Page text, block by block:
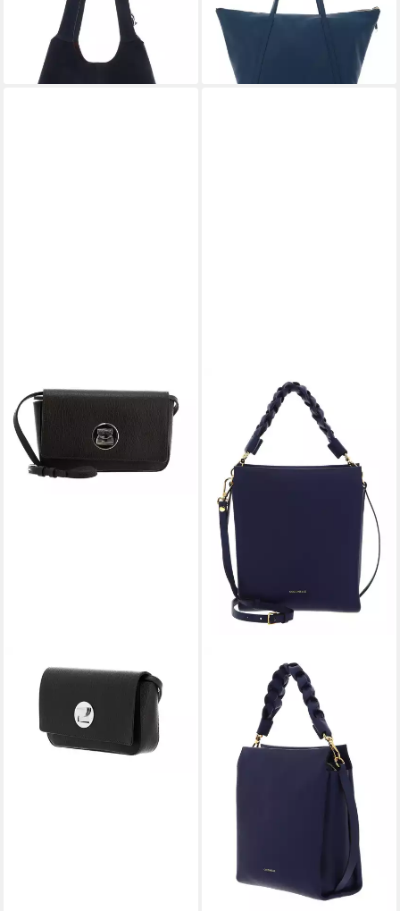
lieferbar - in 2-3 Werktagen bei dir
-12%
lieferbar - in 2-3 Werktagen bei dir